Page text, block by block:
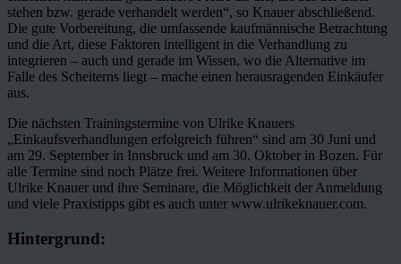
stehen bzw. gerade verhandelt werden“, so Knauer abschließend.
Die gute Vorbereitung, die umfassende kaufmännische Betrachtung
und die Art, diese Faktoren intelligent in die Verhandlung zu
integrieren – auch und gerade im Wissen, wo die Alternative im
Falle des Scheiterns liegt – mache einen herausragenden Einkäufer
aus.
Die nächsten Trainingstermine von Ulrike Knauers
„Einkaufsverhandlungen erfolgreich führen“ sind am 30 Juni und
am 29. September in Innsbruck und am 30. Oktober in Bozen. Für
alle Termine sind noch Plätze frei. Weitere Informationen über
Ulrike Knauer und ihre Seminare, die Möglichkeit der Anmeldung
und viele Praxistipps gibt es auch unter www.ulrikeknauer.com.
Hintergrund: